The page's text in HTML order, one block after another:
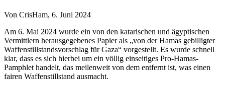
Von CrisHam, 6. Juni 2024
Am 6. Mai 2024 wurde ein von den katarischen und ägyptischen
Vermittlern herausgegebenes Papier als „von der Hamas gebilligter
Waffenstillstandsvorschlag für Gaza“ vorgestellt. Es wurde schnell
klar, dass es sich hierbei um ein völlig einseitiges Pro-Hamas-
Pamphlet handelt, das meilenweit von dem entfernt ist, was einen
fairen Waffenstillstand ausmacht.